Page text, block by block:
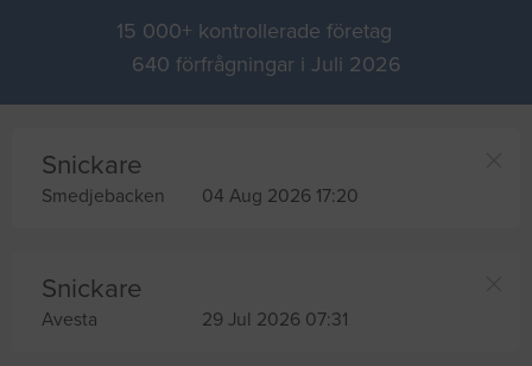
15 000+ kontrollerade företag
640 förfrågningar i Juli 2026
Snickare
Smedjebacken 04 Aug 2026 17:20
Snickare
Avesta 29 Jul 2026 07:31